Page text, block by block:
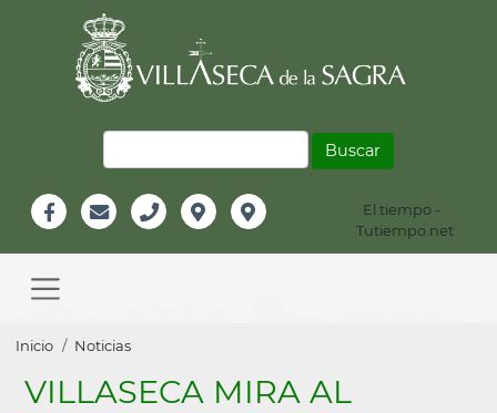
Información
Header
El tiempo -
Tutiempo.net
navigation
Sobrescribir
enlaces
Inicio Noticias
VILLASECA MIRA AL